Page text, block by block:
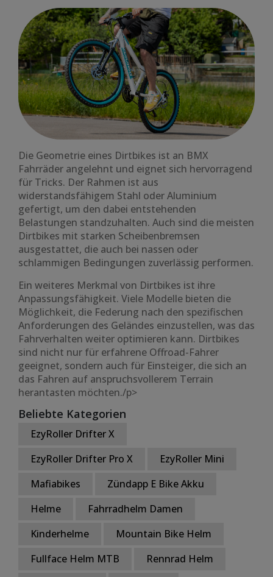
Die Geometrie eines Dirtbikes ist an BMX
Fahrräder angelehnt und eignet sich hervorragend
für Tricks. Der Rahmen ist aus
widerstandsfähigem Stahl oder Aluminium
gefertigt, um den dabei entstehenden
Belastungen standzuhalten. Auch sind die meisten
Dirtbikes mit starken Scheibenbremsen
ausgestattet, die auch bei nassen oder
schlammigen Bedingungen zuverlässig performen.
Ein weiteres Merkmal von Dirtbikes ist ihre
Anpassungsfähigkeit. Viele Modelle bieten die
Möglichkeit, die Federung nach den spezifischen
Anforderungen des Geländes einzustellen, was das
Fahrverhalten weiter optimieren kann. Dirtbikes
sind nicht nur für erfahrene Offroad-Fahrer
geeignet, sondern auch für Einsteiger, die sich an
das Fahren auf anspruchsvollerem Terrain
herantasten möchten./p>
Beliebte Kategorien
EzyRoller Drifter X
EzyRoller Drifter Pro X
EzyRoller Mini
Mafiabikes
Zündapp E Bike Akku
Helme
Fahrradhelm Damen
Kinderhelme
Mountain Bike Helm
Fullface Helm MTB
Rennrad Helm